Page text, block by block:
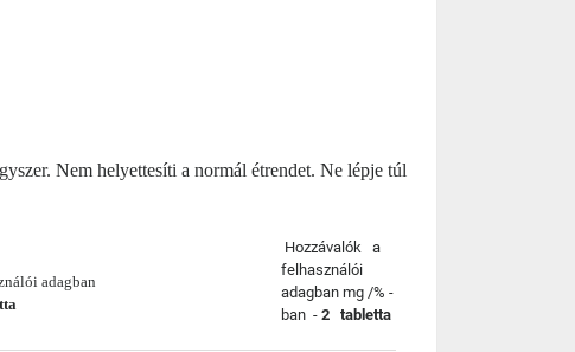
Nem helyettesíti a normál étrendet. Ne lépje túl
adagban
Hozzávalók a
felhasználói
adagban mg /% -
ban - 2 tabletta